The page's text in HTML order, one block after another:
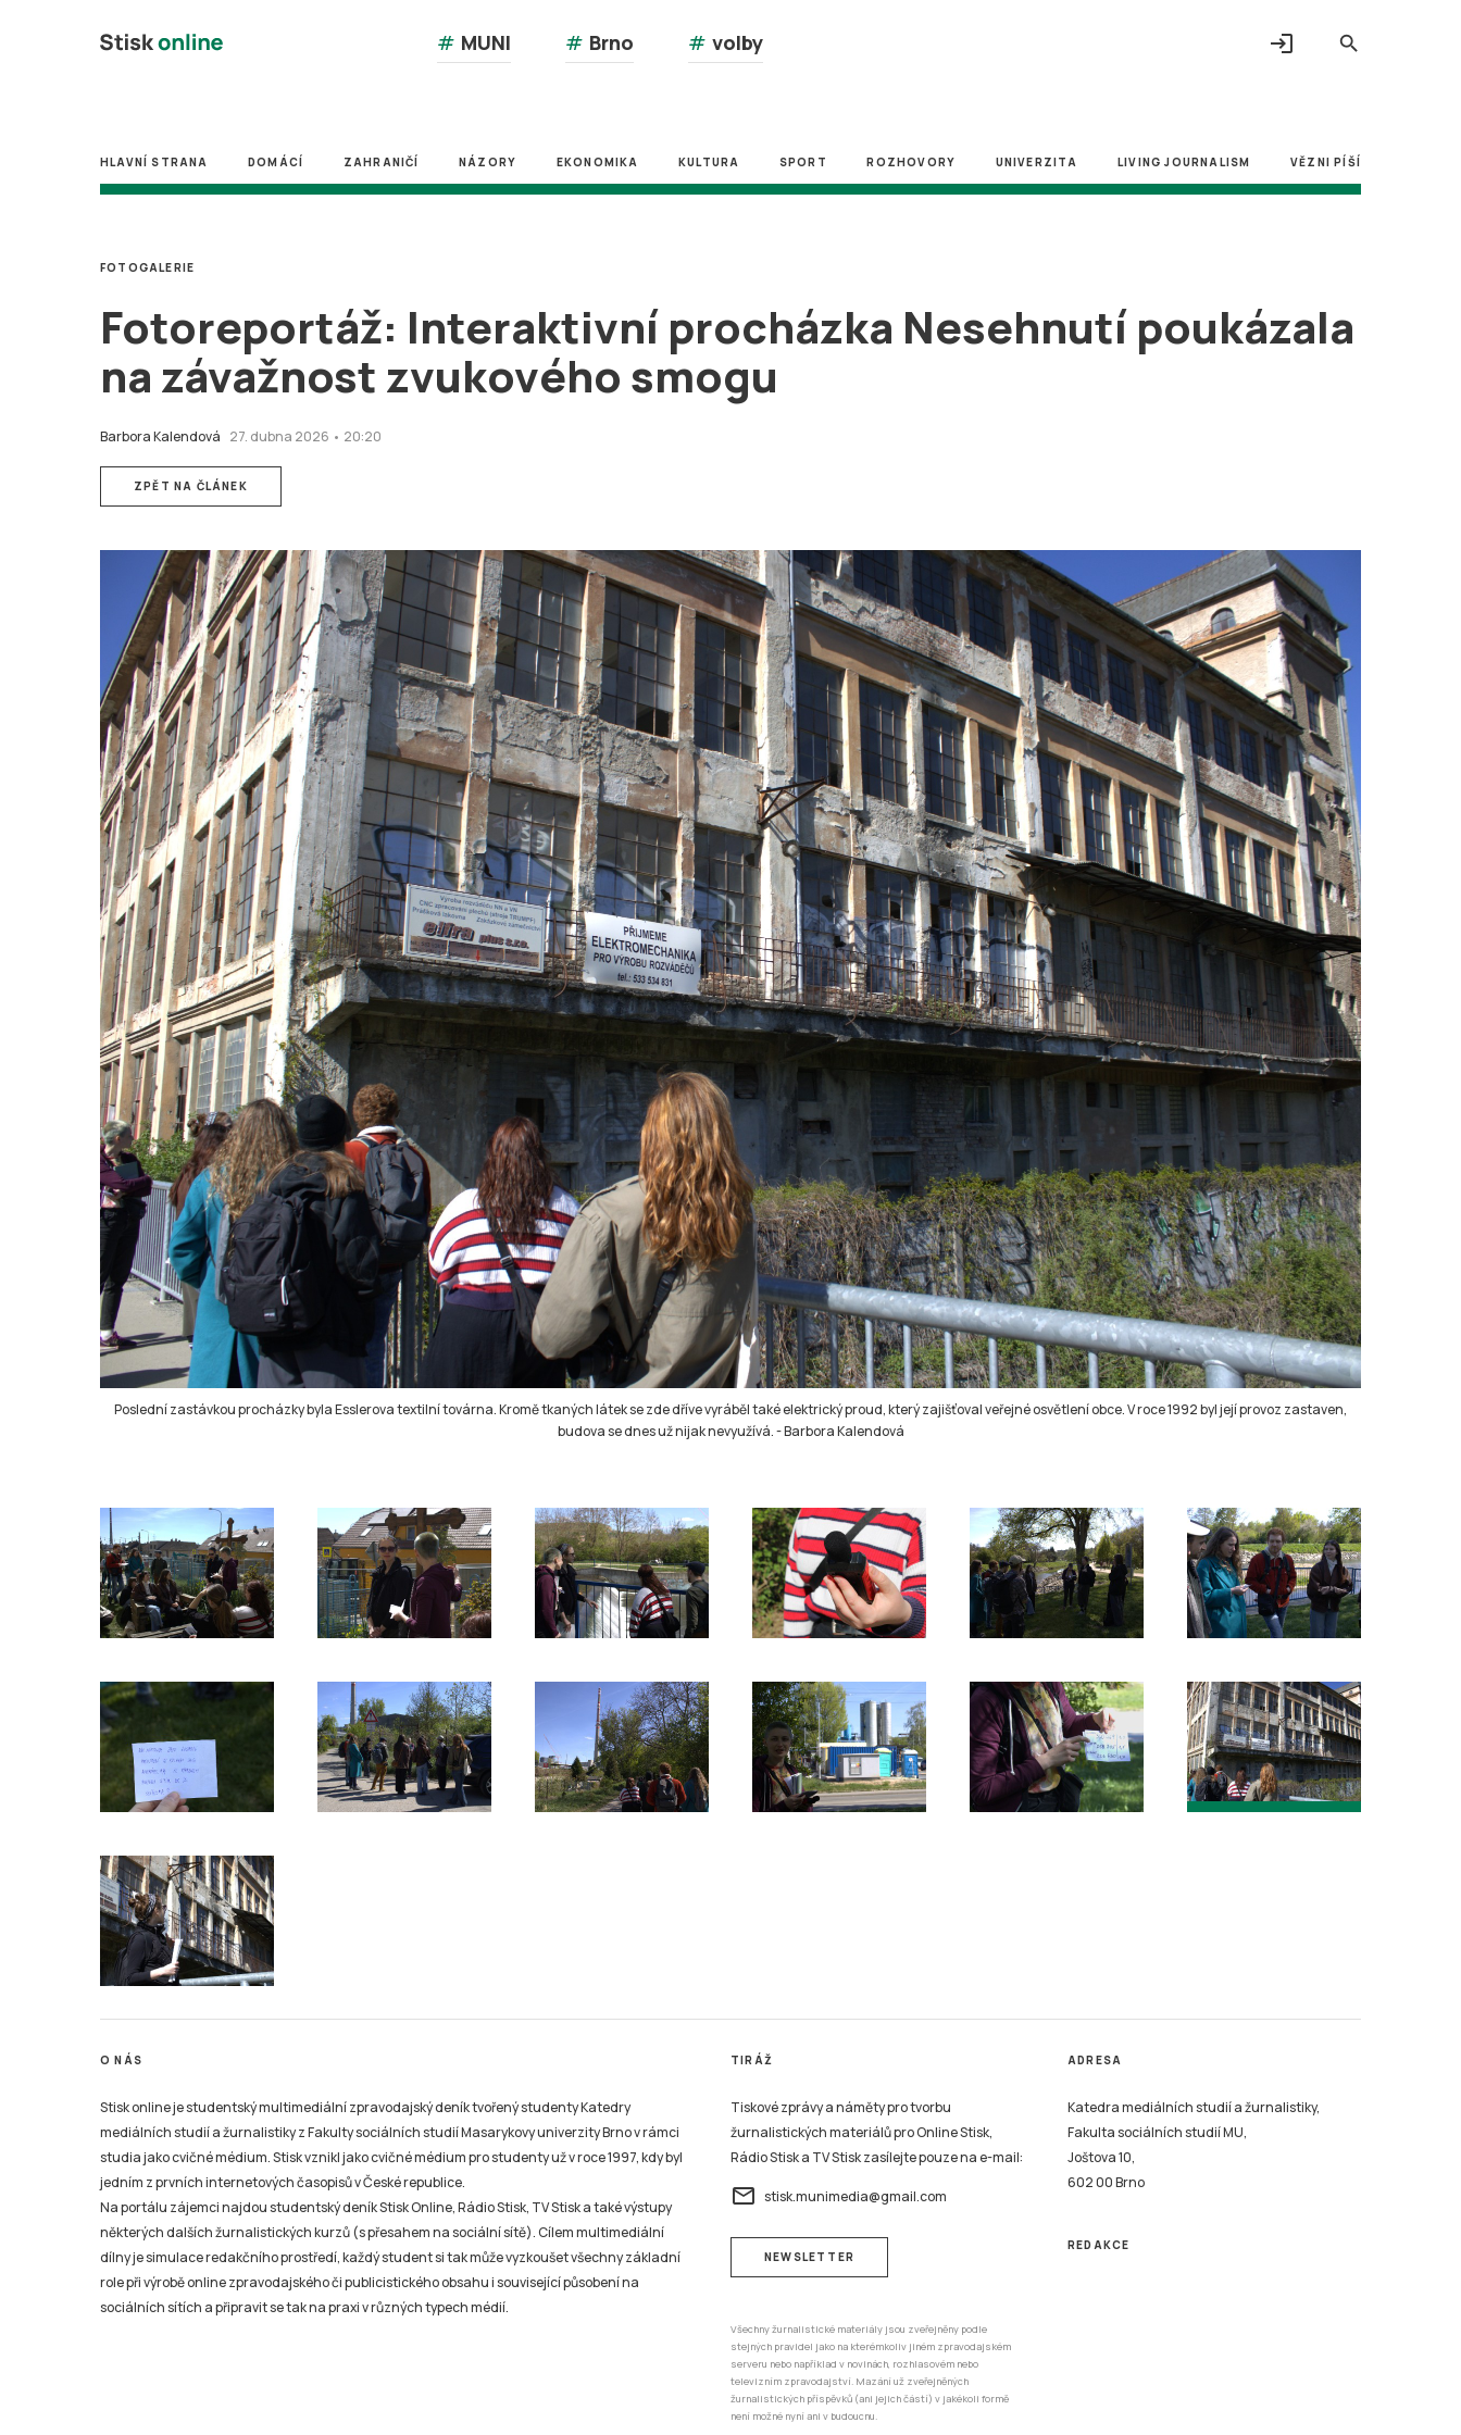
search
# MUNI # Brno # volby login
HLAVNÍ STRANA DOMÁCÍ ZAHRANIČÍ NÁZORY EKONOMIKA KULTURA SPORT ROZHOVORY UNIVERZITA LIVING JOURNALISM VĚZNI PÍŠÍ
Fotoreportáž: Interaktivní procházka Nesehnutí poukázala
na závažnost zvukového smogu
Barbora Kalendová 27. dubna 2026 • 20:20
FOTOGALERIE
ZPĚT NA ČLÁNEK
Poslední zastávkou procházky byla Esslerova textilní továrna. Kromě tkaných látek se zde dříve vyráběl také elektrický proud, který zajišťoval veřejné osvětlení obce. V roce 1992 byl její provoz zastaven,
budova se dnes už nijak nevyužívá.-Barbora Kalendová
O NÁS
Stisk online je studentský multimediální zpravodajský deník tvořený studenty Katedry
mediálních studií a žurnalistiky z Fakulty sociálních studií Masarykovy univerzity Brno v rámci
studia jako cvičné médium. Stisk vznikl jako cvičné médium pro studenty už v roce 1997, kdy byl
jedním z prvních internetových časopisů v České republice.
Na portálu zájemci najdou studentský deník Stisk Online, Rádio Stisk, TV Stisk a také výstupy
některých dalších žurnalistických kurzů (s přesahem na sociální sítě). Cílem multimediální
dílny je simulace redakčního prostředí, každý student si tak může vyzkoušet všechny základní
role při výrobě online zpravodajského či publicistického obsahu i související působení na
sociálních sítích a připravit se tak na praxi v různých typech médií.
TIRÁŽ
Tiskové zprávy a náměty pro tvorbu
žurnalistických materiálů pro Online Stisk,
Rádio Stisk a TV Stisk zasílejte pouze na e-mail:
email stisk.munimedia@gmail.com
NEWSLETTER
Všechny žurnalistické materiály jsou zveřejněny podle
stejných pravidel jako na kterémkoliv jiném zpravodajském
serveru nebo například v novinách, rozhlasovém nebo
televizním zpravodajství. Mazání už zveřejněných
žurnalistických příspěvků (ani jejich částí) v jakékoli formě
není možné nyní ani v budoucnu.
ADRESA
Katedra mediálních studií a žurnalistiky,
Fakulta sociálních studií MU,
Joštova 10,
602 00 Brno
REDAKCE